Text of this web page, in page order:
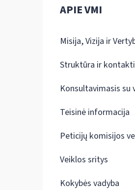
APIE VMI
Misija, Vizija ir
Struktūra ir
Konsultavimasis su
Teisinė informacija
Peticijų komisijos
Veiklos sritys
Kokybės vadyba